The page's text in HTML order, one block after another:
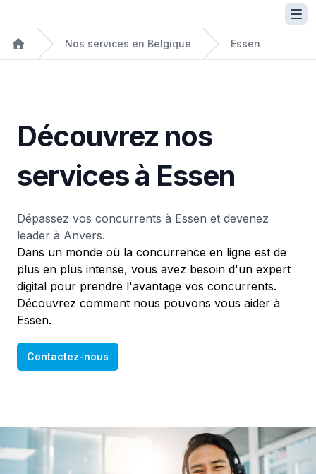
Nos services en Belgique Essen
Découvrez nos
services à Essen
Dépassez vos concurrents à Essen et devenez
leader à Anvers.
Dans un monde où la concurrence en ligne est de
plus en plus intense, vous avez besoin d'un expert
digital pour prendre l'avantage vos concurrents.
Découvrez comment nous pouvons vous aider à
Essen.
Contactez-nous